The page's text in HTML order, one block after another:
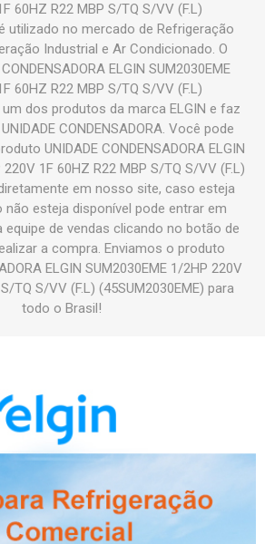
60HZ R22 MBP S/TQ S/VV (F.L)
utilizado no mercado de Refrigeração
Industrial e Ar Condicionado. O
ELGIN SUM2030EME
60HZ R22 MBP S/TQ S/VV (F.L)
um dos produtos da marca ELGIN e faz
CONDENSADORA. Você pode
UNIDADE CONDENSADORA ELGIN
220V 1F 60HZ R22 MBP S/TQ S/VV (F.L)
em nosso site, caso esteja
não esteja disponível pode entrar em
de vendas clicando no botão de
a compra. Enviamos o produto
ELGIN SUM2030EME 1/2HP 220V
TQ S/VV (F.L) (45SUM2030EME) para
todo o Brasil!